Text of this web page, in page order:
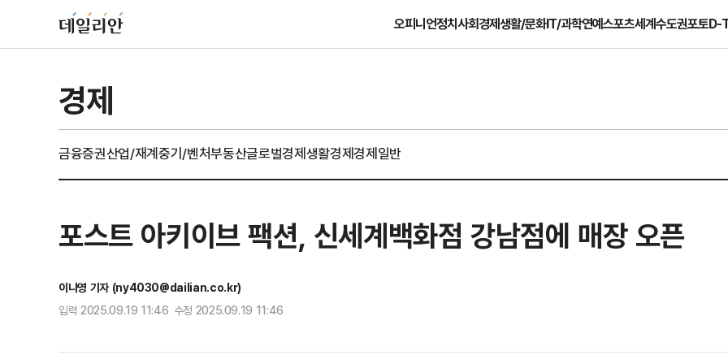
오피니언정치사회경제생활/문화IT/과학연예스포츠세계수도권포토D-
경제
금융증권산업/재계중기/벤처부동산글로벌경제생활경제경제일반
포스트 아키이브 팩션, 신세계백화점 강남점에 매장 오픈
이나영 기자 (ny4030@dailian.co.kr)
입력 2025.09.19 11:46 수정 2025.09.19 11:46